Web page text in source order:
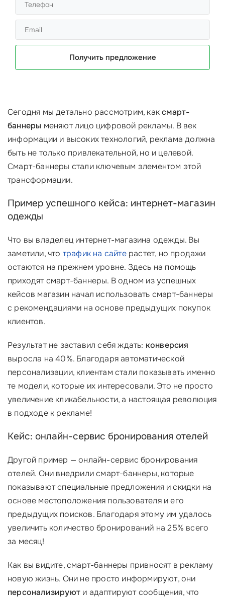
Получить предложение
Сегодня мы детально рассмотрим, каксмарт-
баннеры меняют лицо цифровой рекламы. В век
информации и высоких технологий, реклама должна
быть не только привлекательной, но и целевой.
Смарт-баннеры стали ключевым элементом этой
трансформации.
Пример успешного кейса: интернет-магазин
одежды
Что вы владелец интернет-магазина одежды. Вы
заметили, что трафик на сайтерастет, но продажи
остаются на прежнем уровне. Здесь на помощь
приходят смарт-баннеры. В одном из успешных
кейсов магазин начал использовать смарт-баннеры
с рекомендациями на основе предыдущих покупок
клиентов.
Результат не заставил себя ждать: конверсия
выросла на 40%. Благодаря автоматической
персонализации, клиентам стали показывать именно
те модели, которые их интересовали. Это не просто
увеличение кликабельности, а настоящая революция
в подходе к рекламе!
Кейс: онлайн-сервис бронирования отелей
Другой пример — онлайн-сервис бронирования
отелей. Они внедрили смарт-баннеры, которые
показывают специальные предложения и скидки на
основе местоположения пользователя и его
предыдущих поисков. Благодаря этому им удалось
увеличить количество бронирований на 25% всего
за месяц!
Как вы видите, смарт-баннеры привносят в рекламу
новую жизнь. Они не просто информируют, они
персонализируют и адаптируют сообщения, что